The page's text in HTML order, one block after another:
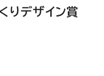
りデザイン賞